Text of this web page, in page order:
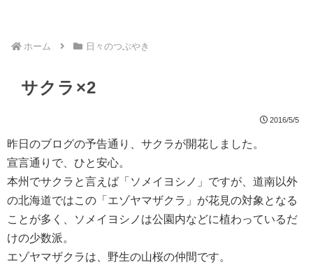
ホーム 日々のつぶやき
サクラ×2
2016/5/5
昨日のブログの予告通り、サクラが開花しました。
宣言通りで、ひと安心。
本州でサクラと言えば「ソメイヨシノ」ですが、道南以外
の北海道ではこの「エゾヤマザクラ」が花見の対象となる
ことが多く、ソメイヨシノは公園内などに植わっているだ
けの少数派。
エゾヤマザクラは、野生の山桜の仲間です。